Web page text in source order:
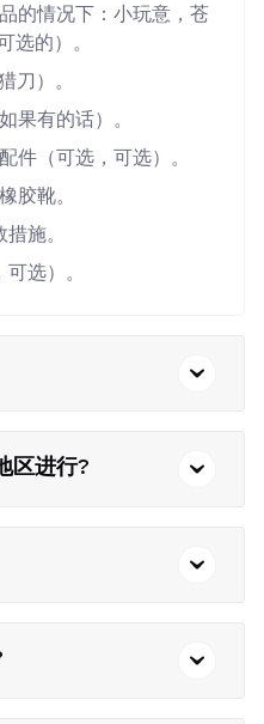
的情况下：小玩意，苍
选的）。
刀）。
果有的话）。
件（可选，可选）。
胶靴。
施。
选）。
区进行?